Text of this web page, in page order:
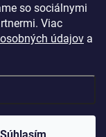
so sociálnymi
Viac
údajov a
Upraviť nastavenie